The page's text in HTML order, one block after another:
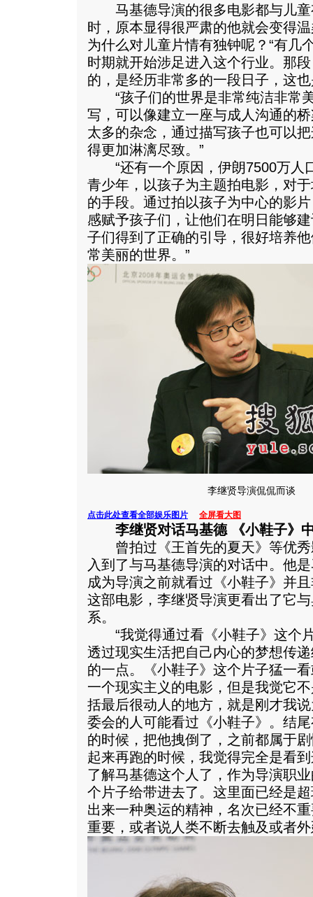
马基德导演的很多电影都与儿童
时，原本显得很严肃的他就会变得
为什么对儿童片情有独钟呢？“有几
时期就开始涉足进入这个行业。那
的，是经历非常多的一段日子，这
“孩子们的世界是非常纯洁非常
写，可以像建立一座与成人沟通的
太多的杂念，通过描写孩子也可以
得更加淋漓尽致。”
“还有一个原因，伊朗7500万人
青少年，以孩子为主题拍电影，对
的手段。通过拍以孩子为中心的影
感赋予孩子们，让他们在明日能够
子们得到了正确的引导，很好培养
常美丽的世界。”
李继贤导演侃侃而谈
点击此处查看全部娱乐图片 全屏看大图
李继贤对话马基德 《小鞋子》
曾拍过《王首先的夏天》等优秀
入到了与马基德导演的对话中。他
成为导演之前就看过《小鞋子》并
这部电影，李继贤导演更看出了它
系。
“我觉得通过看《小鞋子》这个
透过现实生活把自己内心的梦想传
的一点。《小鞋子》这个片子猛一
一个现实主义的电影，但是我觉它
括最后很动人的地方，就是刚才我
委会的人可能看过《小鞋子》。结
的时候，把他拽倒了，之前都属于
起来再跑的时候，我觉得完全是看
了解马基德这个人了，作为导演职
个片子给带进去了。这里面已经是
出来一种奥运的精神，名次已经不
重要，或者说人类不断去触及或者